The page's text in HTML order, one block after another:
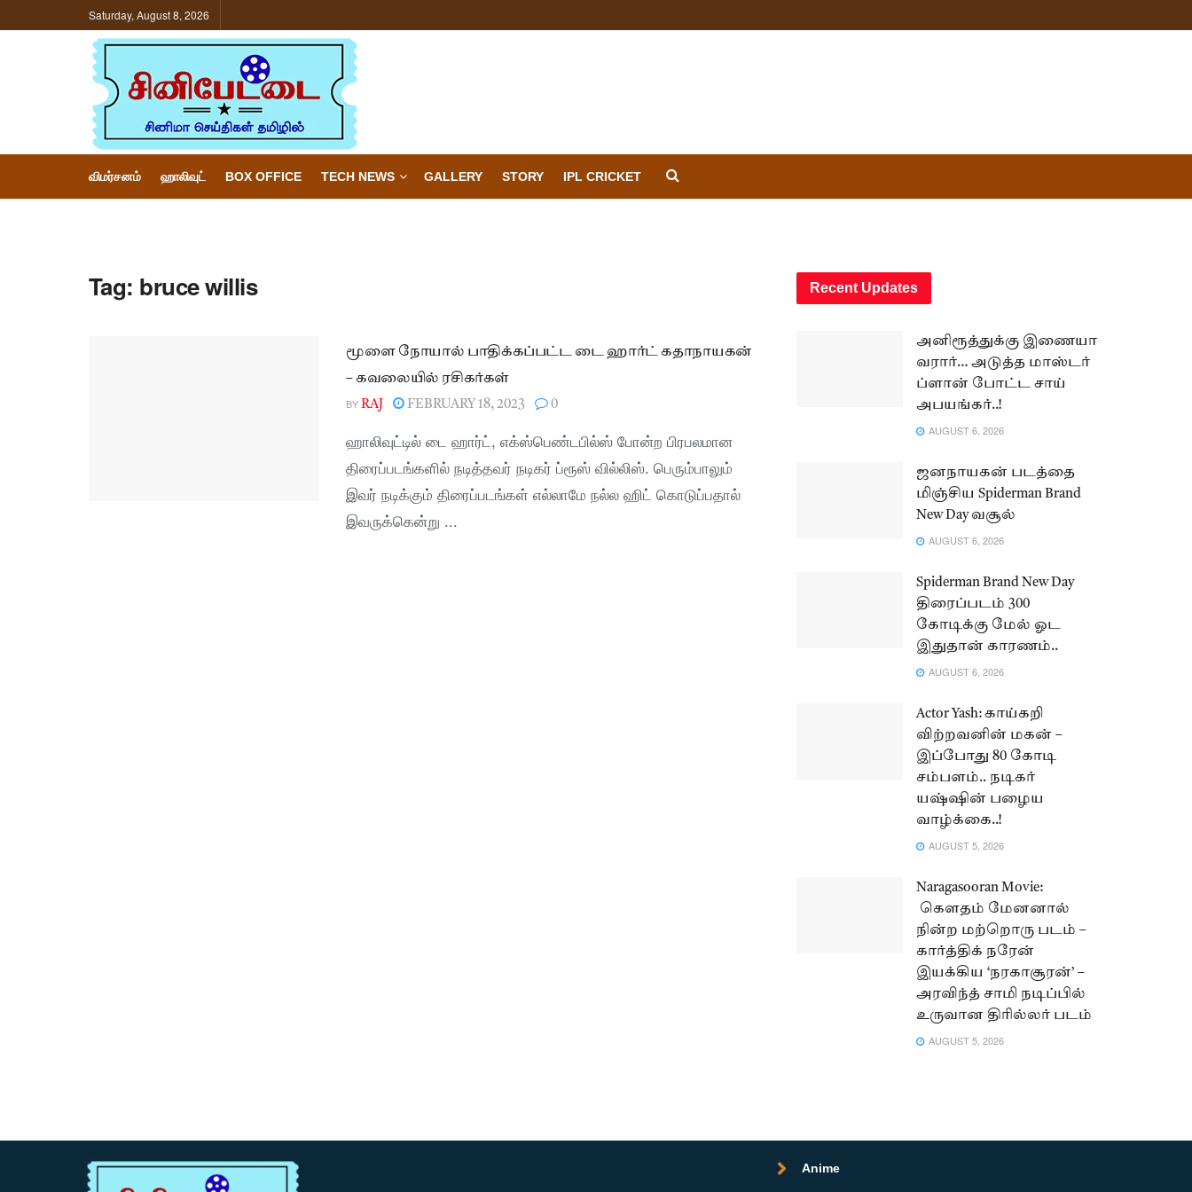
Saturday, August 8, 2026
விமர்சனம் ஹாலிவுட் BOX OFFICE TECH NEWS GALLERY STORY IPL CRICKET
Tag: bruce willis
மூளை நோயால் பாதிக்கப்பட்ட டை ஹார்ட் கதாநாயகன்
– கவலையில் ரசிகர்கள்
BY RAJ FEBRUARY 18, 2023 0
ஹாலிவுட்டில் டை ஹார்ட், எக்ஸ்பெண்டபில்ஸ் போன்ற பிரபலமான
திரைப்படங்களில் நடித்தவர் நடிகர் ப்ரூஸ் வில்லிஸ். பெரும்பாலும்
இவர் நடிக்கும் திரைப்படங்கள் எல்லாமே நல்ல ஹிட் கொடுப்பதால்
இவருக்கென்று ...
Recent Updates
அனிரூத்துக்கு இணையா
வரார்… அடுத்த மாஸ்டர்
ப்ளான் போட்ட சாய்
அபயங்கர்..!
AUGUST 6, 2026
ஜனநாயகன் படத்தை
மிஞ்சிய Spiderman Brand
New Day வசூல்
AUGUST 6, 2026
Spiderman Brand New Day
திரைப்படம் 300
கோடிக்கு மேல் ஓட
இதுதான் காரணம்..
AUGUST 6, 2026
Actor Yash: காய்கறி
விற்றவனின் மகன் –
இப்போது 80 கோடி
சம்பளம்.. நடிகர்
யஷ்ஷின் பழைய
வாழ்க்கை..!
AUGUST 5, 2026
Naragasooran Movie:
கௌதம் மேனனால்
நின்ற மற்றொரு படம் –
கார்த்திக் நரேன்
இயக்கிய ‘நரகாசூரன்’ –
அரவிந்த் சாமி நடிப்பில்
உருவான திரில்லர் படம்
AUGUST 5, 2026
Anime